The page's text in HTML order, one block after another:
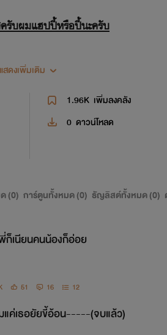
รับผมแฮปปี้หรือปี้นะครับ
ถึงไม่มีใครอยากรู้แต่ปี้อยากบอก
นิยายมากแล้วคือเวลาอยู่ด้วยกันมันก็
เป็นปี้ที่เสพติดอ่านจนแม่ปี้เก็บนิยาย
ย(เด็กๆอย่าเอาอย่างนะ) ตั้งแต่นั่นมาปี้
วยความที่ซื้อมาก็แพงแต่เก็บไว้กับตัว
ของพี่ธัญของเราแล้วมันเป็นแนวที่ปี้
วงอยู่เพื่อนบอกไม่ลองแต่ดูวะปี้คืนนั่น
องปี้อิงมาจากคนใกล้ตัวเช่นนิสัย
อบพูดคนเดียว( กุบ้าป่าววะ)
กแจกอะไรตอนไหนก็ตสมอารมณ์
เรื่องที่จบมี
แสดงเพิ่มเติม
1.96K เพิ่มลงคลัง
0 ดาวน์โหลด
(0) การ์ตูนทั้งหมด (0) ธัญลิสต์ทั้งหมด (0)
ก็เนียนคนน้องก็อ่อย
51 16 12
แค่เธอยัยขี้อ้อน-----(จบแล้ว)